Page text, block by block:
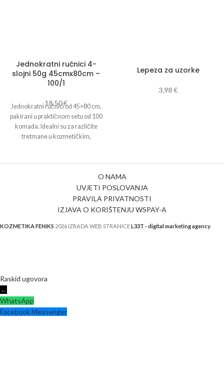
Jednokratni ručnici 4-
slojni 50g 45cmx80cm –
100/1
18,50€
Jednokratni ručnici od 45×80 cm,
pakirani u praktičnom setu od 100
komada. Idealni su za različite
tretmane u kozmetičkim,
Lepeza za uzorke
3,98€
O NAMA
UVJETI POSLOVANJA
PRAVILA PRIVATNOSTI
IZJAVA O KORIŠTENJU WSPAY-A
KOZMETIKA FENIKS 2026 IZRADA WEB STRANICEL33T - digital marketing agency
Raskid ugovora
←
WhatsApp
Facebook Messenger